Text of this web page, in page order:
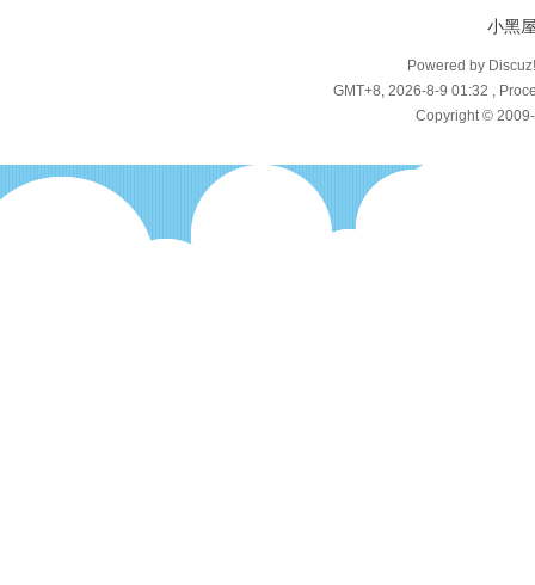
小黑
Powered by
GMT+8, 2026-8-9 01:32 ,
Copyright ©